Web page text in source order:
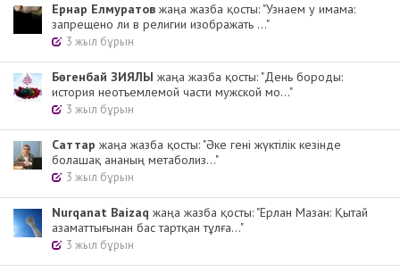
Ернар Елмуратов жаңа жазба қосты: "Узнаем у имама:
запрещено ли в религии изображать ..."
3 жыл бұрын
Бөгенбай ЗИЯЛЫ жаңа жазба қосты: "День бороды:
история неотъемлемой части мужской мо..."
3 жыл бұрын
Cаттар жаңа жазба қосты: "Әке гені жүктілік кезінде
болашақ ананың метаболиз..."
3 жыл бұрын
Nurqanat Baizaq жаңа жазба қосты: "Ерлан Мазан: Қытай
азаматтығынан бас тартқан тұлға..."
3 жыл бұрын